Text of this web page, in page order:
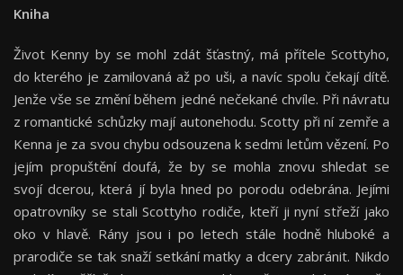
Kniha
Život Kenny by se mohl zdát šťastný, má přítele Scottyho,
do kterého je zamilovaná až po uši, a navíc spolu čekají dítě.
Jenže vše se změní během jedné nečekané chvíle. Při návratu
z romantické schůzky mají autonehodu. Scotty při ní zemře a
Kenna je za svou chybu odsouzena k sedmi letům vězení. Po
jejím propuštění doufá, že by se mohla znovu shledat se
svojí dcerou, která jí byla hned po porodu odebrána. Jejími
opatrovníky se stali Scottyho rodiče, kteří ji nyní střeží jako
oko v hlavě. Rány jsou i po letech stále hodně hluboké a
prarodiče se tak snaží setkání matky a dcery zabránit. Nikdo